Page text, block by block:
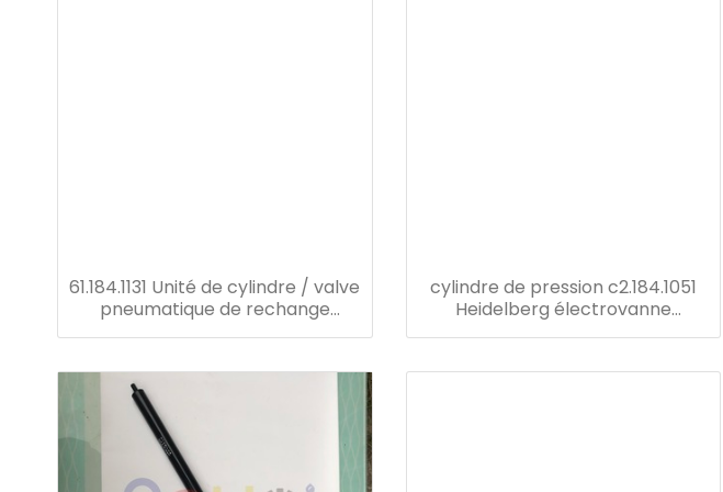
61.184.1131 Unité de cylindre / valve
pneumatique de rechange
Heidelberg D10 H4 avec tête en
cylindre de pression c2.184.1051
Heidelberg électrovanne
machine d'impression Heidelberg